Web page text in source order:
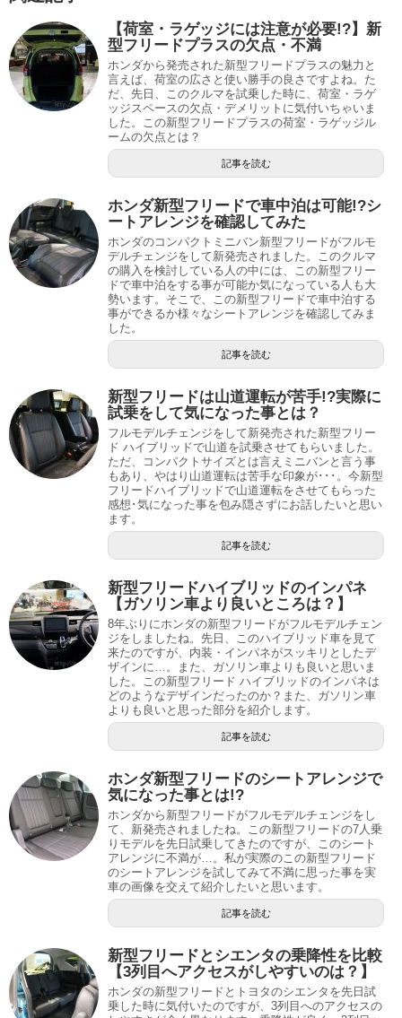
【荷室・ラゲッジには注意が必要!?】新
型フリードプラスの欠点・不満
ホンダから発売された新型フリードプラスの魅力と
言えば、荷室の広さと使い勝手の良さですよね。た
だ、先日、このクルマを試乗した時に、荷室・ラゲ
ッジスペースの欠点・デメリットに気付いちゃいま
した。この新型フリードプラスの荷室・ラゲッジル
ームの欠点とは？
記事を読む
ホンダ新型フリードで車中泊は可能!?シ
ートアレンジを確認してみた
ホンダのコンパクトミニバン新型フリードがフルモ
デルチェンジをして新発売されました。このクルマ
の購入を検討している人の中には、この新型フリー
ドで車中泊をする事が可能か気になっている人も大
勢います。そこで、この新型フリードで車中泊する
事ができるか様々なシートアレンジを確認してみま
した。
記事を読む
新型フリードは山道運転が苦手!?実際に
試乗をして気になった事とは？
フルモデルチェンジをして新発売された新型フリー
ド ハイブリッドで山道を試乗させてもらいました。
ただ、コンパクトサイズとは言えミニバンと言う事
もあり、やはり山道運転は苦手な印象が･･･。今新型
フリードハイブリッドで山道運転をさせてもらった
感想･気になった事を包み隠さずにお話したいと思い
ます。
記事を読む
新型フリードハイブリッドのインパネ
【ガソリン車より良いところは？】
8年ぶりにホンダの新型フリードがフルモデルチェン
ジをしましたね。先日、このハイブリッド車を見て
来たのですが、内装・インパネがスッキリとしたデ
ザインに…。また、ガソリン車よりも良いと思いま
した。この新型フリード ハイブリッドのインパネは
どのようなデザインだったのか？また、ガソリン車
よりも良いと思った部分を紹介します。
記事を読む
ホンダ新型フリードのシートアレンジで
気になった事とは!?
ホンダから新型フリードがフルモデルチェンジをし
て、新発売されましたね。この新型フリードの7人乗
りモデルを先日試乗してきたのですが、このシート
アレンジに不満が…。私が実際のこの新型フリード
のシートアレンジを試してみて不満に思った事を実
車の画像を交えて紹介したいと思います。
記事を読む
新型フリードとシエンタの乗降性を比較
【3列目へアクセスがしやすいのは？】
ホンダの新型フリードとトヨタのシエンタを先日試
乗した時に気付いたのですが、3列目へのアクセスの